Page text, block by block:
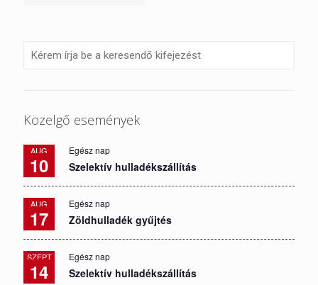
Közelgő események
AUG
10
Egész nap
Szelektív hulladékszállítás
AUG
17
Egész nap
Zöldhulladék gyűjtés
SZEPT
14
Egész nap
Szelektív hulladékszállítás